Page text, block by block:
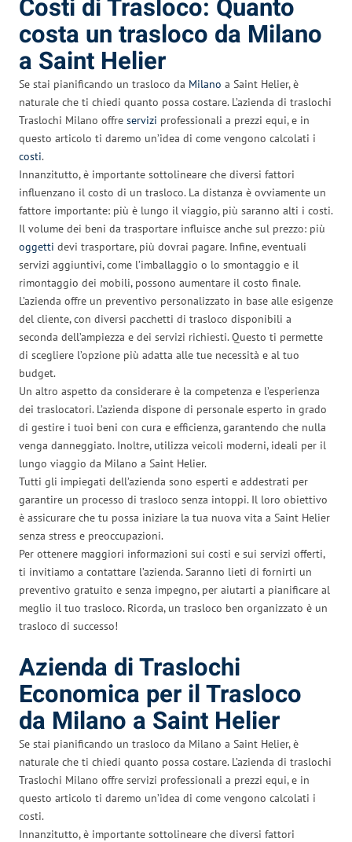
Costi di Trasloco: Quanto
costa un trasloco da Milano
a Saint Helier
Se stai pianificando un trasloco da Milano a Saint Helier, è
naturale che ti chiedi quanto possa costare. L’azienda di traslochi
Traslochi Milano offre servizi professionali a prezzi equi, e in
questo articolo ti daremo un’idea di come vengono calcolati i
costi.
Innanzitutto, è importante sottolineare che diversi fattori
influenzano il costo di un trasloco. La distanza è ovviamente un
fattore importante: più è lungo il viaggio, più saranno alti i costi.
Il volume dei beni da trasportare influisce anche sul prezzo: più
oggetti devi trasportare, più dovrai pagare. Infine, eventuali
servizi aggiuntivi, come l’imballaggio o lo smontaggio e il
rimontaggio dei mobili, possono aumentare il costo finale.
L’azienda offre un preventivo personalizzato in base alle esigenze
del cliente, con diversi pacchetti di trasloco disponibili a
seconda dell’ampiezza e dei servizi richiesti. Questo ti permette
di scegliere l’opzione più adatta alle tue necessità e al tuo
budget.
Un altro aspetto da considerare è la competenza e l’esperienza
dei traslocatori. L’azienda dispone di personale esperto in grado
di gestire i tuoi beni con cura e efficienza, garantendo che nulla
venga danneggiato. Inoltre, utilizza veicoli moderni, ideali per il
lungo viaggio da Milano a Saint Helier.
Tutti gli impiegati dell’azienda sono esperti e addestrati per
garantire un processo di trasloco senza intoppi. Il loro obiettivo
è assicurare che tu possa iniziare la tua nuova vita a Saint Helier
senza stress e preoccupazioni.
Per ottenere maggiori informazioni sui costi e sui servizi offerti,
ti invitiamo a contattare l’azienda. Saranno lieti di fornirti un
preventivo gratuito e senza impegno, per aiutarti a pianificare al
meglio il tuo trasloco. Ricorda, un trasloco ben organizzato è un
trasloco di successo!
Azienda di Traslochi
Economica per il Trasloco
da Milano a Saint Helier
Se stai pianificando un trasloco da Milano a Saint Helier, è
naturale che ti chiedi quanto possa costare. L’azienda di traslochi
Traslochi Milano offre servizi professionali a prezzi equi, e in
questo articolo ti daremo un’idea di come vengono calcolati i
costi.
Innanzitutto, è importante sottolineare che diversi fattori